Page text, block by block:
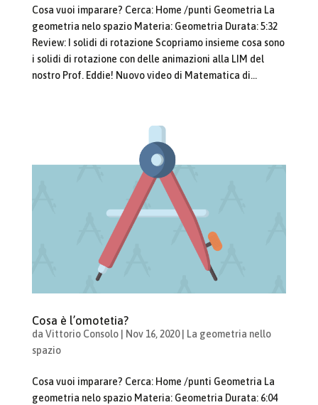
Cosa vuoi imparare? Cerca: Home /punti Geometria La
geometria nelo spazio Materia: Geometria Durata: 5:32
Review: I solidi di rotazione Scopriamo insieme cosa sono
i solidi di rotazione con delle animazioni alla LIM del
nostro Prof. Eddie! Nuovo video di Matematica di...
Cosa è l’omotetia?
da Vittorio Consolo| Nov 16, 2020|
La geometria nello
spazio
Cosa vuoi imparare? Cerca: Home /punti Geometria La
geometria nelo spazio Materia: Geometria Durata: 6:04